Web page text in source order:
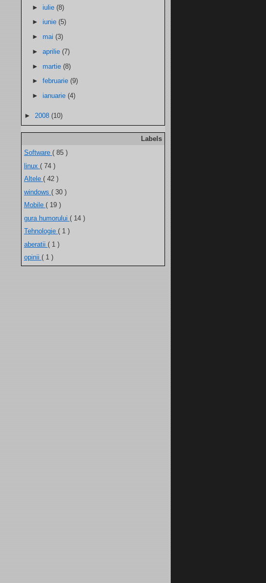
►iulie(8)
►iunie(5)
►mai(3)
►aprilie(7)
►martie(8)
►februarie(9)
►ianuarie(4)
► 2008 (10)
Labels
Software ( 85 )
linux ( 74 )
Altele ( 42 )
windows ( 30 )
Mobile ( 19 )
gura humorului ( 14 )
Tehnologie ( 1 )
aberatii ( 1 )
opinii ( 1 )